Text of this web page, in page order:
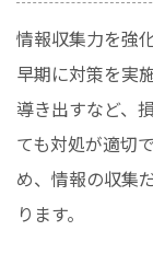
情報収集力を強
早期に対策を実
導き出すなど、
ても対処が適切
め、情報の収集
ります。